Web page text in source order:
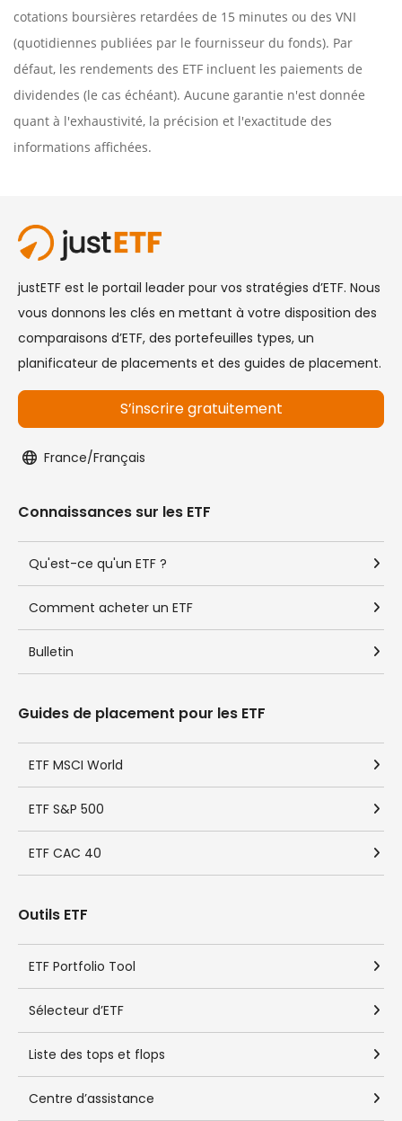
cotations boursières retardées de 15 minutes ou des VNI
(quotidiennes publiées par le fournisseur du fonds). Par
défaut, les rendements des ETF incluent les paiements de
dividendes (le cas échéant). Aucune garantie n'est donnée
quant à l'exhaustivité, la précision et l'exactitude des
informations affichées.